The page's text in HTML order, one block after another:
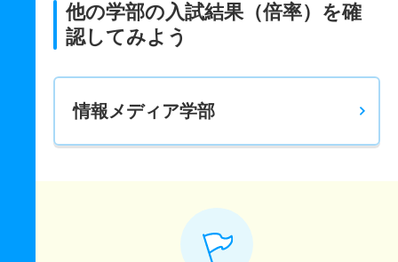
20人 1倍 1.10倍
フードビジネス学科 一般 前期２科目型
19人 1.40倍 1倍 7人 7人 5人 46.90
フードビジネス学科 一般 後期
他の学部の入試結果（倍率）を確
認してみよう
情報メディア学部